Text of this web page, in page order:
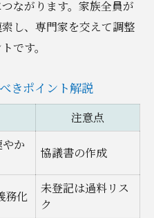
ながります。家族全員が
し、専門家を交えて調整
です。
きポイント解説
注意点
か
協議書の作成
務化
未登記は過料リス
ク